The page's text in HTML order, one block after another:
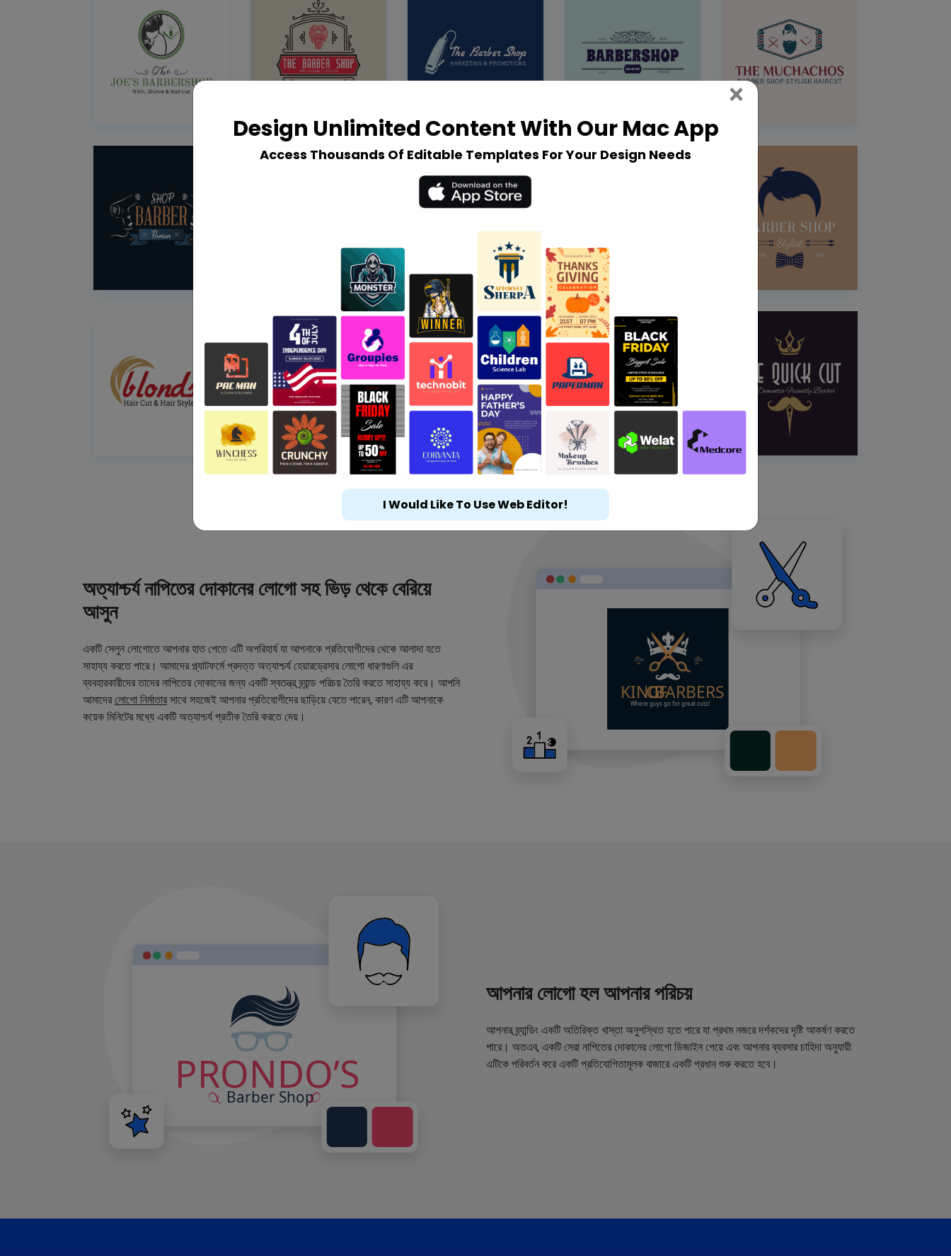
অত্যাশ্চর্য নাপিতের দোকানের লোগো সহ ভিড় থেকে বেরিয়ে
আসুন
একটি সেলুন লোগোতে আপনার হাত পেতে এটি অপরিহার্য যা আপনাকে প্রতিযোগীদের থেকে আলাদা হতে
সাহায্য করতে পারে। আমাদের প্ল্যাটফর্মে প্রদত্ত অত্যাশ্চর্য হেয়ারড্রেসার লোগো ধারণাগুলি এর
ব্যবহারকারীদের তাদের নাপিতের দোকানের জন্য একটি স্বতন্ত্র ব্র্যান্ড পরিচয় তৈরি করতে সাহায্য করে। আপনি
আমাদেরলোগো নির্মাতারসাথে সহজেই আপনার প্রতিযোগীদের ছাড়িয়ে যেতে পারেন, কারণ এটি আপনাকে
কয়েক মিনিটের মধ্যে একটি অত্যাশ্চর্য প্রতীক তৈরি করতে দেয়।
আপনার লোগো হল আপনার পরিচয়
আপনার ব্র্যান্ডিং একটি অতিরিক্ত খাস্তা অনুপস্থিত হতে পারে যা প্রথম নজরে দর্শকদের দৃষ্টি আকর্ষণ করতে
পারে। অতএব, একটি সেরা নাপিতের দোকানের লোগো ডিজাইন পেয়ে এবং আপনার ব্যবসার চাহিদা অনুযায়ী
এটিকে পরিবর্তন করে একটি প্রতিযোগিতামূলক বাজারে একটি প্রধান শুরু করতে হবে।
Design Unlimited Content With Our Mac App
Access Thousands Of Editable Templates For Your Design Needs
× Close
I Would Like To Use Web Editor!